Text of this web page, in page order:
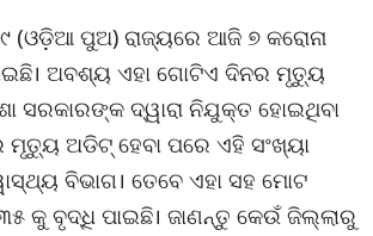
(ଓଡ଼ିଆ ପୁଅ) ରାଜ୍ୟରେ ଆଜି ୭ କରୋନା
ଅବଶ୍ୟ ଏହା ଗୋଟିଏ ଦିନର ମୃତ୍ୟୁ
ସରକାରଙ୍କ ଦ୍ୱାରା ନିଯୁକ୍ତ ହୋଇଥିବା
ମୃତ୍ୟୁ ଅଡିଟ୍ ହେବା ପରେ ଏହି ସଂଖ୍ୟା
ବିଭାଗ। ତେବେ ଏହା ସହ ମୋଟ
କୁ ବୃଦ୍ଧି ପାଇଛି। ଜାଣନ୍ତୁ କେଉଁ ଜିଲ୍ଲାରୁ